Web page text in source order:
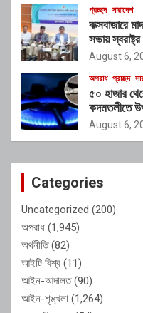
প্রচ্ছদ সারাদেশ
কক্সবাজারে
সভায়
August 6,
অপরাধ প্রচ্ছদ
৫০ হাজার
কদমতলীতে
অভিযোগ
August 6,
Categories
Uncategorized (200)
অপরাধ (1,945)
অর্থনীতি(82)
আইটি বিশ্ব (11)
আইন-আদালত(90)
আইন-শৃঙ্খলা (1,264)